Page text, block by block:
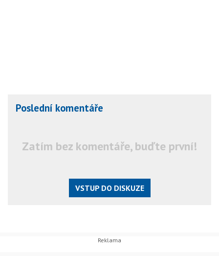
Poslední komentáře
Zatím bez komentáře, buďte první!
VSTUP DO DISKUZE